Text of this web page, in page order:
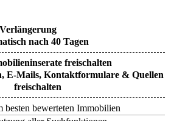
Verlängerung
nach 40 Tagen
freischalten
E-Mails, Kontaktformulare & Quellen
freischalten
besten bewerteten Immobilien